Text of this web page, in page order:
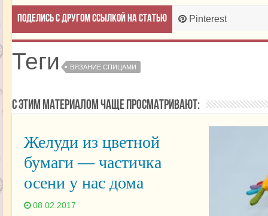
Поделись с другом ссылкой на статью Pinterest
Теги ВЯЗАНИЕ СПИЦАМИ
С этим материалом чаще просматривают:
Желуди из цветной
бумаги — частичка
осени у нас дома
08.02.2017